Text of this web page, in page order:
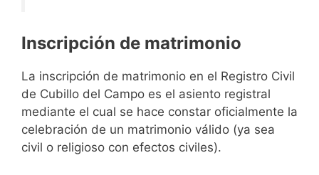
Inscripción de matrimonio
La inscripción de matrimonio en el Registro Civil
de Cubillo del Campo es el asiento registral
mediante el cual se hace constar oficialmente la
celebración de un matrimonio válido (ya sea
civil o religioso con efectos civiles).